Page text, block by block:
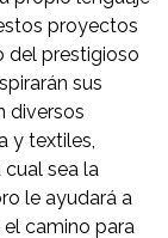
proyectos
del prestigioso
sus
diversos
y textiles,
cual sea la
le ayudará a
el camino para